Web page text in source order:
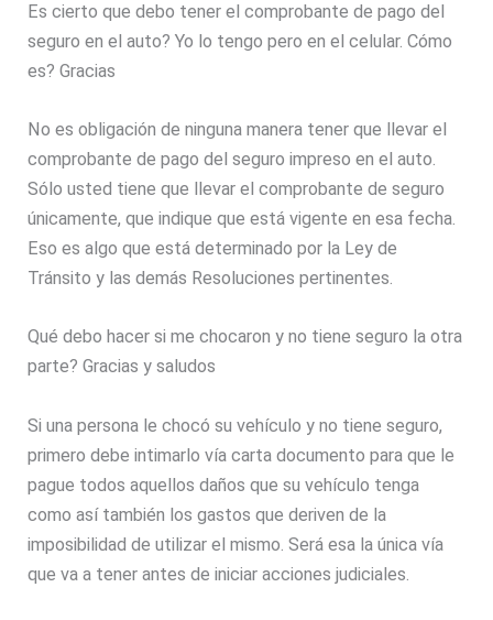
Es cierto que debo tener el comprobante de pago del
seguro en el auto? Yo lo tengo pero en el celular. Cómo
es? Gracias
No es obligación de ninguna manera tener que llevar el
comprobante de pago del seguro impreso en el auto.
Sólo usted tiene que llevar el comprobante de seguro
únicamente, que indique que está vigente en esa fecha.
Eso es algo que está determinado por la Ley de
Tránsito y las demás Resoluciones pertinentes.
Qué debo hacer si me chocaron y no tiene seguro la otra
parte? Gracias y saludos
Si una persona le chocó su vehículo y no tiene seguro,
primero debe intimarlo vía carta documento para que le
pague todos aquellos daños que su vehículo tenga
como así también los gastos que deriven de la
imposibilidad de utilizar el mismo. Será esa la única vía
que va a tener antes de iniciar acciones judiciales.